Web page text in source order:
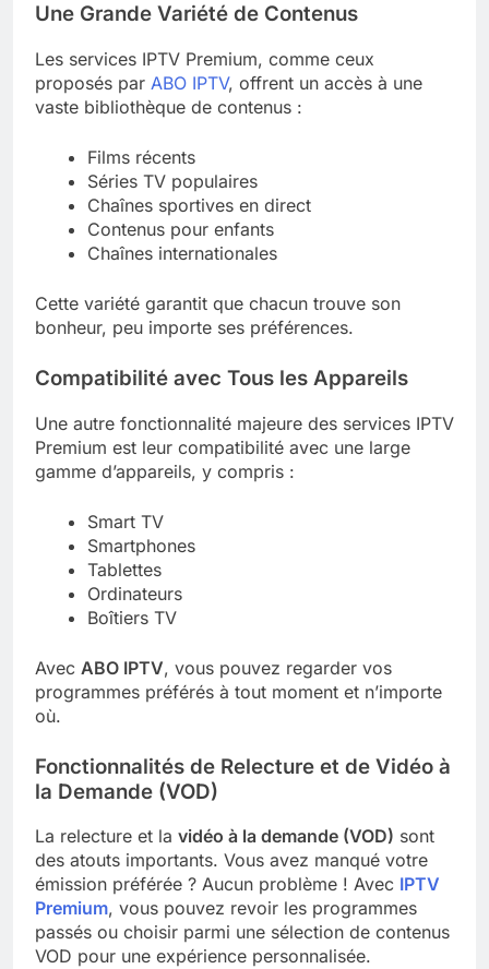
Une Grande Variété de Contenus
Les services IPTV Premium, comme ceux
proposés par ABO IPTV, offrent un accès à une
vaste bibliothèque de contenus :
Films récents
Séries TV populaires
Chaînes sportives en direct
Contenus pour enfants
Chaînes internationales
Cette variété garantit que chacun trouve son
bonheur, peu importe ses préférences.
Compatibilité avec Tous les Appareils
Une autre fonctionnalité majeure des services IPTV
Premium est leur compatibilité avec une large
gamme d’appareils, y compris :
Smart TV
Smartphones
Tablettes
Ordinateurs
Boîtiers TV
Avec ABO IPTV, vous pouvez regarder vos
programmes préférés à tout moment et n’importe
où.
Fonctionnalités de Relecture et de Vidéo à
la Demande (VOD)
La relecture et la vidéo à la demande (VOD) sont
des atouts importants. Vous avez manqué votre
émission préférée ? Aucun problème ! Avec IPTV
Premium, vous pouvez revoir les programmes
passés ou choisir parmi une sélection de contenus
VOD pour une expérience personnalisée.